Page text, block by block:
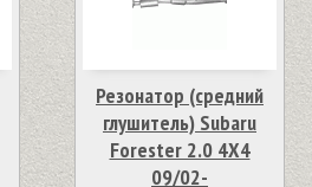
Резонатор (средний
глушитель) Subaru
Forester 2.0 4X4
09/02-